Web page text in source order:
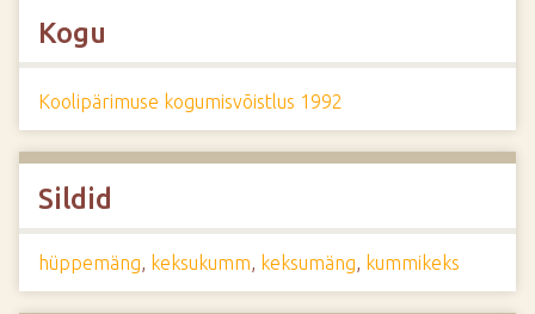
Kogu
Koolipärimuse kogumisvõistlus 1992
Sildid
hüppemäng, keksukumm, keksumäng, kummikeks